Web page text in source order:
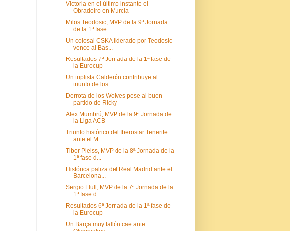
Victoria en el último instante el
Obradoiro en Murcia
Milos Teodosic, MVP de la 9ª Jornada
de la 1ª fase...
Un colosal CSKA liderado por Teodosic
vence al Bas...
Resultados 7ª Jornada de la 1ª fase de
la Eurocup
Un triplista Calderón contribuye al
triunfo de los...
Derrota de los Wolves pese al buen
partido de Ricky
Alex Mumbrú, MVP de la 9ª Jornada de
la Liga ACB
Triunfo histórico del Iberostar Tenerife
ante el M...
Tibor Pleiss, MVP de la 8ª Jornada de la
1ª fase d...
Histórica paliza del Real Madrid ante el
Barcelona...
Sergio Llull, MVP de la 7ª Jornada de la
1ª fase d...
Resultados 6ª Jornada de la 1ª fase de
la Eurocup
Un Barça muy fallón cae ante